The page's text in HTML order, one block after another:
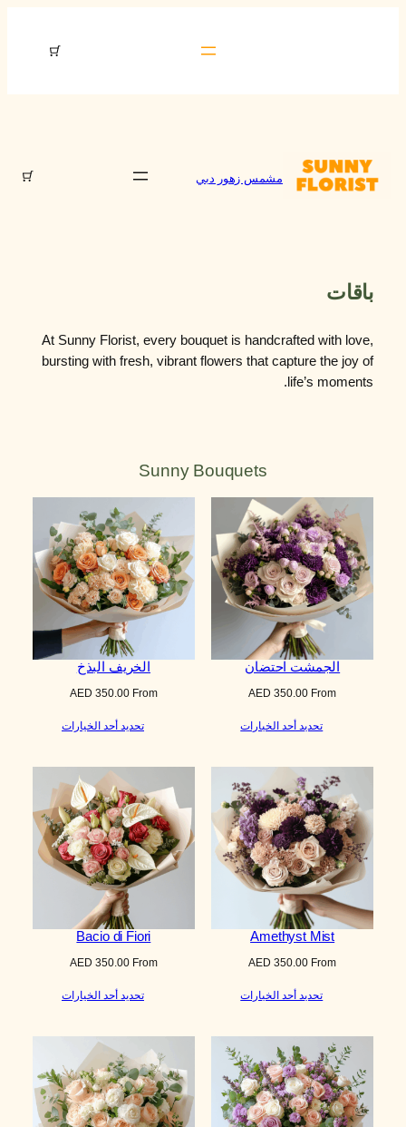
مشمس زهور دبي
باقات
At Sunny Florist, every bouquet is handcrafted with love,
bursting with fresh, vibrant flowers that capture the joy of
life’s moments.
Sunny Bouquets
الجمشت احتضان
From
AED 350.00
تحديد أحد الخيارات
الخريف البذخ
From
AED 350.00
تحديد أحد الخيارات
Amethyst Mist
From
AED 350.00
تحديد أحد الخيارات
Bacio di Fiori
From
AED 350.00
تحديد أحد الخيارات